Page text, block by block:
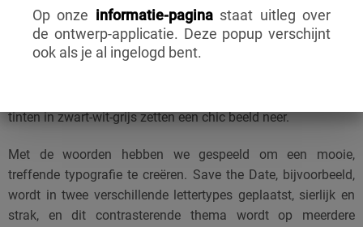
Save the date kaart Deze Dans is een minimalistisch en
modern ontwerp, met in het middelpunt een silhouet van een
tinten in zwart-wit-grijs zetten een chic beeld neer.
Met de woorden hebben we gespeeld om een mooie,
treffende typografie te creëren. Save the Date, bijvoorbeeld,
wordt in twee verschillende lettertypes geplaatst, sierlijk en
strak, en dit contrasterende thema wordt op meerdere
Op onze informatie-paginastaat uitleg over
de ontwerp-applicatie. Deze popup verschijnt
ook als je al ingelogd bent.